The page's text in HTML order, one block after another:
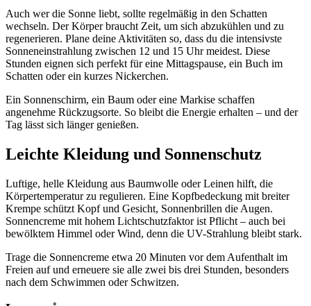
Auch wer die Sonne liebt, sollte regelmäßig in den Schatten
wechseln. Der Körper braucht Zeit, um sich abzukühlen und zu
regenerieren. Plane deine Aktivitäten so, dass du die intensivste
Sonneneinstrahlung zwischen 12 und 15 Uhr meidest. Diese
Stunden eignen sich perfekt für eine Mittagspause, ein Buch im
Schatten oder ein kurzes Nickerchen.
Ein Sonnenschirm, ein Baum oder eine Markise schaffen
angenehme Rückzugsorte. So bleibt die Energie erhalten – und der
Tag lässt sich länger genießen.
Leichte Kleidung und Sonnenschutz
Luftige, helle Kleidung aus Baumwolle oder Leinen hilft, die
Körpertemperatur zu regulieren. Eine Kopfbedeckung mit breiter
Krempe schützt Kopf und Gesicht, Sonnenbrillen die Augen.
Sonnencreme mit hohem Lichtschutzfaktor ist Pflicht – auch bei
bewölktem Himmel oder Wind, denn die UV-Strahlung bleibt stark.
Trage die Sonnencreme etwa 20 Minuten vor dem Aufenthalt im
Freien auf und erneuere sie alle zwei bis drei Stunden, besonders
nach dem Schwimmen oder Schwitzen.